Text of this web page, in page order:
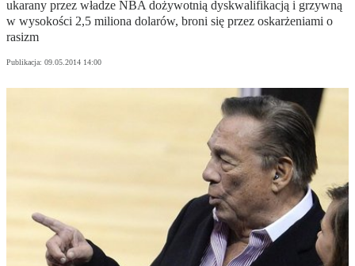
ukarany przez władze NBA dożywotnią dyskwalifikacją i grzywną
w wysokości 2,5 miliona dolarów, broni się przez oskarżeniami o
rasizm
Publikacja: 09.05.2014 14:00